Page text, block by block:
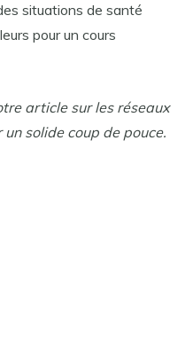
situations de santé
pour un cours
article sur les réseaux
solide coup de pouce.